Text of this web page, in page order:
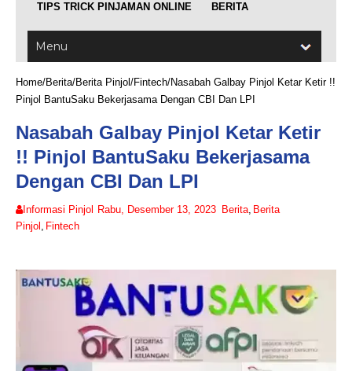
TIPS TRICK PINJAMAN ONLINE BERITA
Home/Berita/Berita Pinjol /Fintech/Nasabah Galbay Pinjol Ketar Ketir !!
Pinjol BantuSaku Bekerjasama Dengan CBI Dan LPI
Nasabah Galbay Pinjol Ketar Ketir
!! Pinjol BantuSaku Bekerjasama
Dengan CBI Dan LPI
Informasi Pinjol Rabu, Desember 13, 2023 Berita, Berita
Pinjol , Fintech